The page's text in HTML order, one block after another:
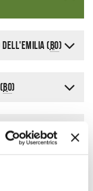
dell'Emilia (BO)
BO)
( BO )